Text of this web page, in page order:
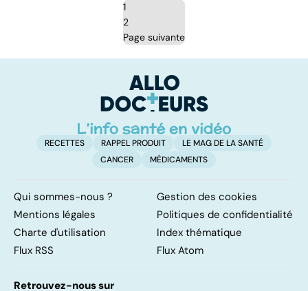
1
2
Page suivante
RECETTES RAPPEL PRODUIT
LE MAG DE LA SANTÉ
CANCER
MÉDICAMENTS
Qui sommes-nous ?
Gestion des cookies
Mentions légales
Politiques de confidentialité
Charte d'utilisation
Index thématique
Flux RSS
Flux Atom
Retrouvez-nous sur